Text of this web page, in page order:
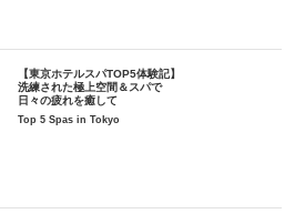
【東京ホテルスパTOP5体験記】
洗練された極上空間＆スパで
日々の疲れを癒して
Top 5 Spas in Tokyo